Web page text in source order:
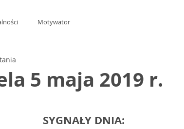
Motywator
5 maja 2019 r.
SYGNAŁY DNIA: